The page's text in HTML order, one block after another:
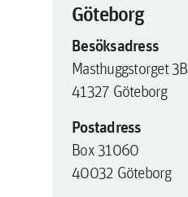
Göteborg
Besöksadress
Masthuggstorget 3B
41327 Göteborg
Postadress
Box 31060
40032 Göteborg